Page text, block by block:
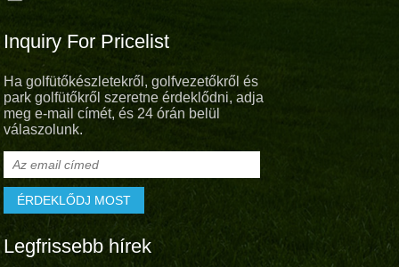
Inquiry For Pricelist
Ha golfütőkészletekről, golfvezetőkről és
park golfütőkről szeretne érdeklődni, adja
meg e-mail címét, és 24 órán belül
válaszolunk.
Legfrissebb hírek